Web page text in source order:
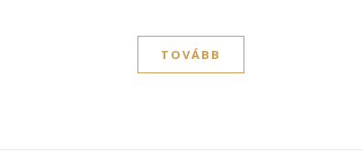
TOVÁBB